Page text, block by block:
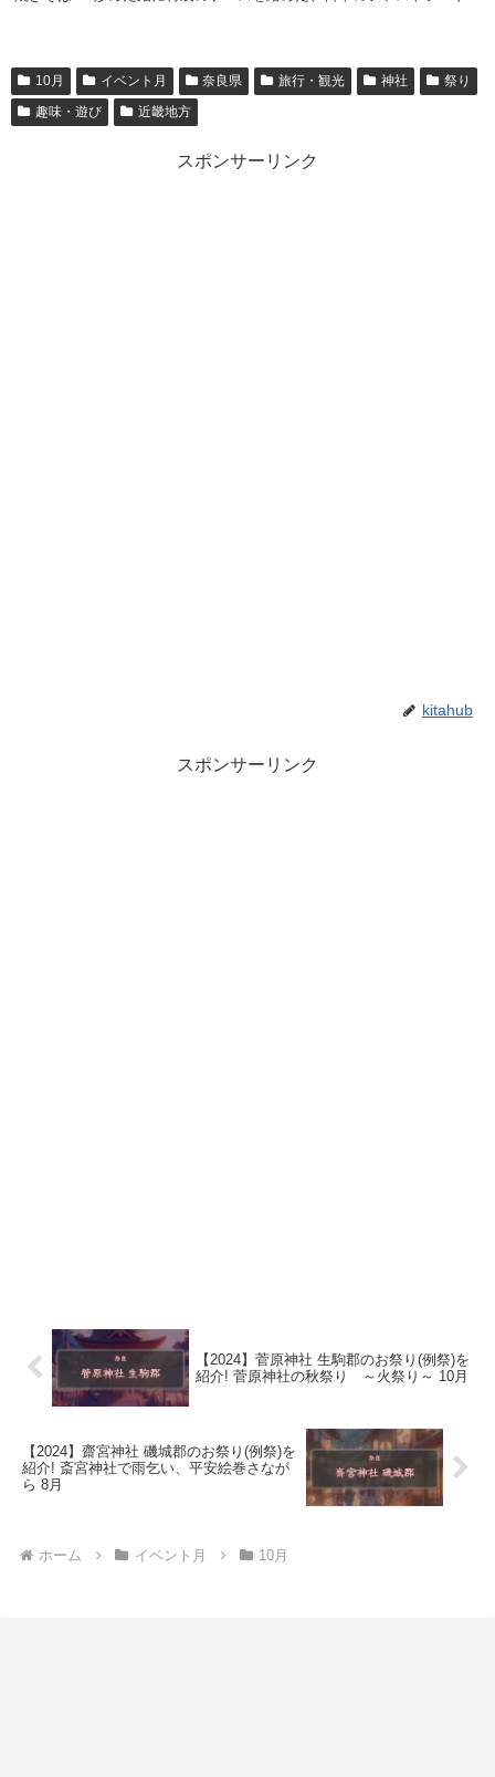
10月 イベント月 奈良県 旅行・観光 神社
祭り
趣味・遊び
近畿地方
スポンサーリンク
kitahub
スポンサーリンク
【2024】菅原神社 生駒郡のお祭り(例祭)を
紹介! 菅原神社の秋祭り ～火祭り～ 10月
【2024】齋宮神社 磯城郡のお祭り(例祭)を
紹介! 斎宮神社で雨乞い、平安絵巻さなが
ら 8月
ホーム イベント月 10月